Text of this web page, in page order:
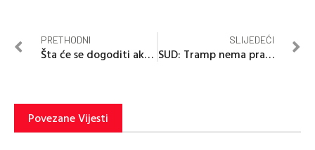
PRETHODNI
Šta će se dogoditi ako kralj Čarls umre?
SLIJEDEĆI
SUD: Tramp nema pravo na imunitet
Povezane Vijesti